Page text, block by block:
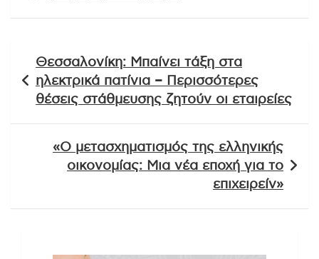
άρθρων
Θεσσαλονίκη: Μπαίνει τάξη στα
ηλεκτρικά πατίνια – Περισσότερες
θέσεις στάθμευσης ζητούν οι εταιρείες
«Ο μετασχηματισμός της ελληνικής
οικονομίας: Μια νέα εποχή για το
επιχειρείν»